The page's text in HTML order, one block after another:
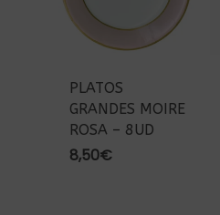
PLATOS
GRANDES MOIRE
ROSA – 8UD
8,50€